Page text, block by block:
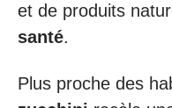
et de produits
santé.
Plus proche des